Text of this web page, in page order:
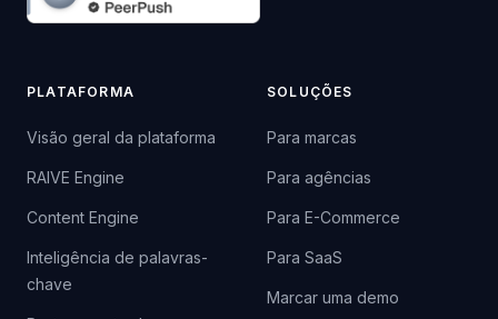
PLATAFORMA
Visão geral da plataforma
RAIVE Engine
Content Engine
Inteligência de palavras-
chave
SOLUÇÕES
Para marcas
Para agências
Para E-Commerce
Para SaaS
Marcar uma demo